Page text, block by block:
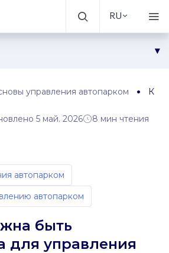
RU
коммерческие условия
бизнеса
ПО
управления автопарком
5 май. 2026 8 мин чтения
автопарком
автопарком
быть
для управления